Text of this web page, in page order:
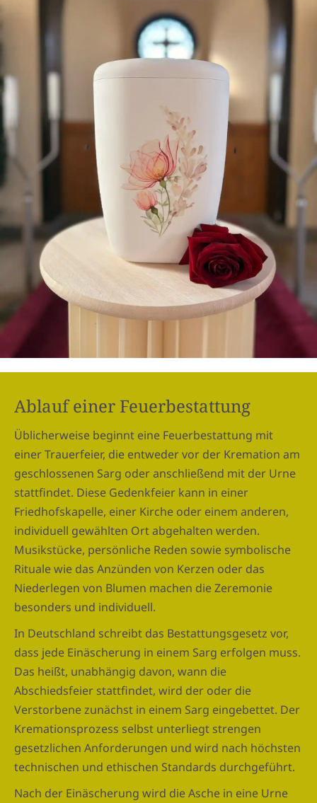
Ablauf einer Feuerbestattung
Üblicherweise beginnt eine Feuerbestattung mit
einer Trauerfeier, die entweder vor der Kremation am
geschlossenen Sarg oder anschließend mit der Urne
stattfindet. Diese Gedenkfeier kann in einer
Friedhofskapelle, einer Kirche oder einem anderen,
individuell gewählten Ort abgehalten werden.
Musikstücke, persönliche Reden sowie symbolische
Rituale wie das Anzünden von Kerzen oder das
Niederlegen von Blumen machen die Zeremonie
besonders und individuell.
In Deutschland schreibt das Bestattungsgesetz vor,
dass jede Einäscherung in einem Sarg erfolgen muss.
Das heißt, unabhängig davon, wann die
Abschiedsfeier stattfindet, wird der oder die
Verstorbene zunächst in einem Sarg eingebettet. Der
Kremationsprozess selbst unterliegt strengen
gesetzlichen Anforderungen und wird nach höchsten
technischen und ethischen Standards durchgeführt.
Nach der Einäscherung wird die Asche in eine Urne